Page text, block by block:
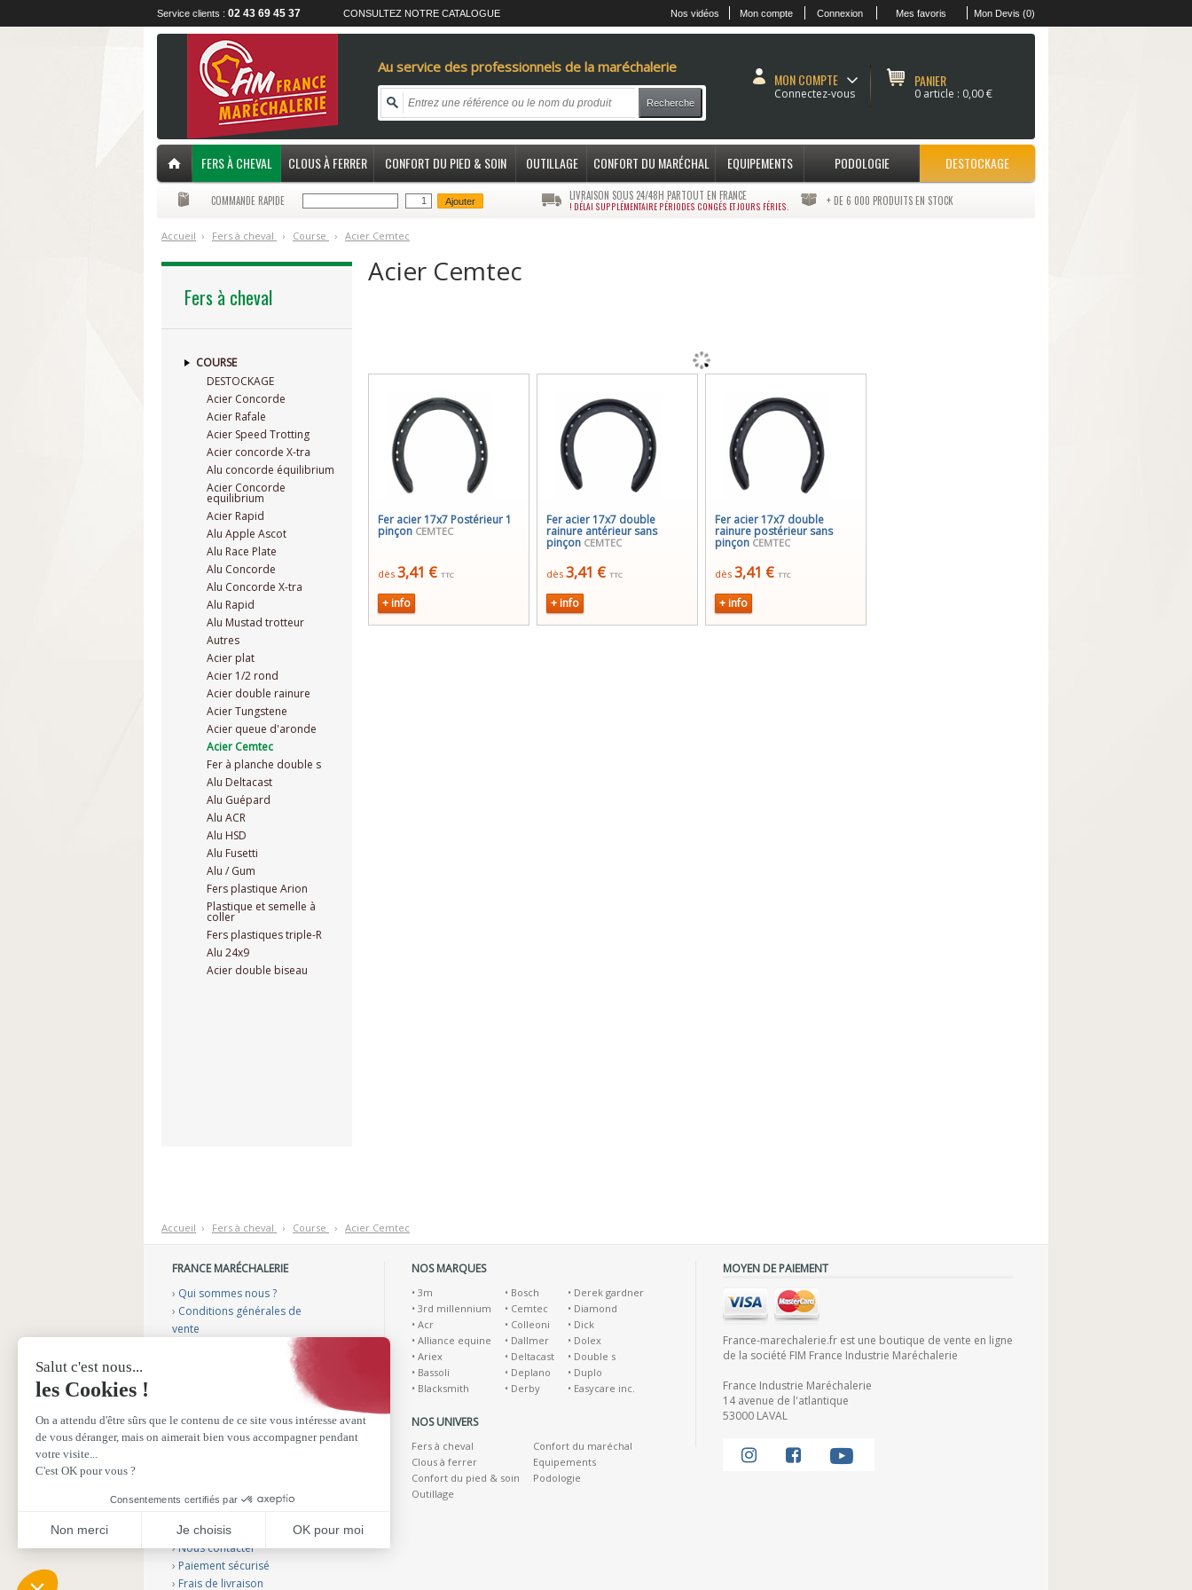
Service clients : 02 43 69 45 37 CONSULTEZ NOTRE CATALOGUE Nos vidéos Mon compte Connexion Mes favoris Mon Devis (0)
Au service des professionnels de la maréchalerie
Recherche
MON COMPTE
Connectez-vous
PANIER
0 article : 0,00 €
FERS À CHEVAL CLOUS À FERRER CONFORT DU PIED & SOIN OUTILLAGE CONFORT DU MARÉCHAL EQUIPEMENTS PODOLOGIE DESTOCKAGE
COMMANDE RAPIDE Ajouter LIVRAISON SOUS 24/48H PARTOUT EN FRANCE
! DÉLAI SUPPLÉMENTAIRE PÉRIODES CONGÉS ET JOURS FÉRIES. + DE 6 000 PRODUITS EN STOCK
Accueil › Fers à cheval › Course › Acier Cemtec
Fers à cheval
COURSE
DESTOCKAGE
Acier Concorde
Acier Rafale
Acier Speed Trotting
Acier concorde X-tra
Alu concorde équilibrium
Acier Concorde
equilibrium
Acier Rapid
Alu Apple Ascot
Alu Race Plate
Alu Concorde
Alu Concorde X-tra
Alu Rapid
Alu Mustad trotteur
Autres
Acier plat
Acier 1/2 rond
Acier double rainure
Acier Tungstene
Acier queue d'aronde
Acier Cemtec
Fer à planche double s
Alu Deltacast
Alu Guépard
Alu ACR
Alu HSD
Alu Fusetti
Alu / Gum
Fers plastique Arion
Plastique et semelle à
coller
Fers plastiques triple-R
Alu 24x9
Acier double biseau
Acier Cemtec
Fer acier 17x7 Postérieur 1
pinçon CEMTEC
dès 3,41 € TTC
+ info
Fer acier 17x7 double
rainure antérieur sans
pinçon CEMTEC
dès 3,41 € TTC
+ info
Fer acier 17x7 double
rainure postérieur sans
pinçon CEMTEC
dès 3,41 € TTC
+ info
Accueil › Fers à cheval › Course › Acier Cemtec
FRANCE MARÉCHALERIE
› Qui sommes nous ?
› Conditions générales de
vente
›Sélection aménagement
véhicule
SERVICE CLIENTS
›Nous contacter
› Paiement sécurisé
› Frais de livraison
NOS MARQUES
• 3m
• 3rd millennium
• Acr
• Alliance equine
• Ariex
• Bassoli
• Blacksmith
• Bosch
• Cemtec
• Colleoni
• Dallmer
• Deltacast
• Deplano
• Derby
• Derek gardner
• Diamond
• Dick
• Dolex
• Double s
• Duplo
• Easycare inc.
NOS UNIVERS
Fers à cheval
Clous à ferrer
Confort du pied & soin
Outillage
Confort du maréchal
Equipements
Podologie
MOYEN DE PAIEMENT
France-marechalerie.fr est une boutique de vente en ligne
de la société FIM France Industrie Maréchalerie
France Industrie Maréchalerie
14 avenue de l'atlantique
53000 LAVAL